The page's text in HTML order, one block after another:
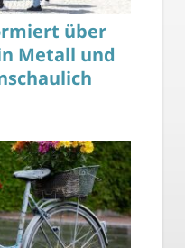
über
Metall und